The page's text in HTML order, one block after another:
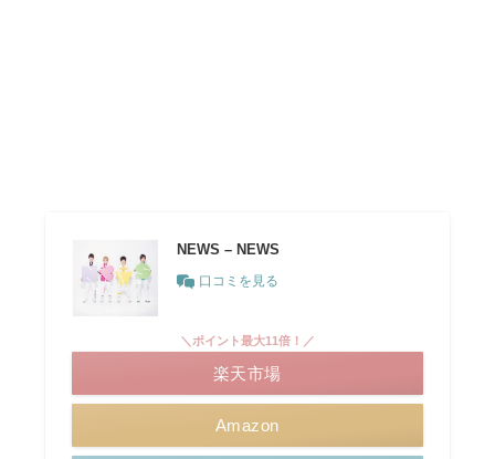
NEWS – NEWS
口コミを見る
Amazon
＼ポイント最大11倍！／
楽天市場